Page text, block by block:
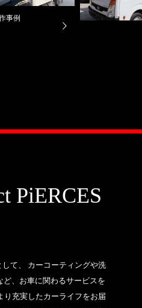
事例
PiERCES
て、 カーコーティングや洗
、お車に関わるサービスを
り充実したカーライフをお届